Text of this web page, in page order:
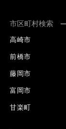
市区町村検索
高崎市
前橋市
藤岡市
富岡市
甘楽町